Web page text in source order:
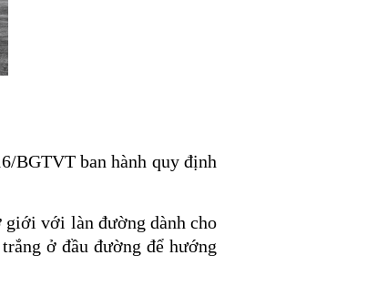
BGTVT ban hành quy định
giới với làn đường dành cho
ở đầu đường để hướng